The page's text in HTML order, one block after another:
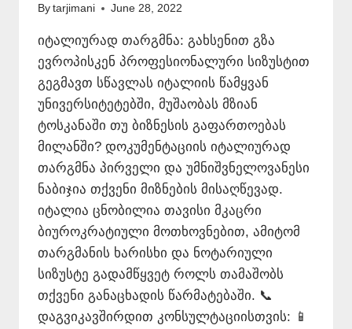
By tarjimani June 28, 2022
იტალიურად თარგმნა: გახსენით გზა
ევროპისკენ პროფესიონალური სიზუსტით
გეგმავთ სწავლას იტალიის წამყვან
უნივერსიტეტებში, მუშაობას მზიან
ტოსკანაში თუ ბიზნესის გაფართოებას
მილანში? დოკუმენტაციის იტალიურად
თარგმნა პირველი და უმნიშვნელოვანესი
ნაბიჯია თქვენი მიზნების მისაღწევად.
იტალია ცნობილია თავისი მკაცრი
ბიუროკრატიული მოთხოვნებით, ამიტომ
თარგმანის ხარისხი და ნოტარიული
სიზუსტე გადამწყვეტ როლს თამაშობს
თქვენი განაცხადის წარმატებაში. 📞
დაგვიკავშირდით კონსულტაციისთვის: 📱